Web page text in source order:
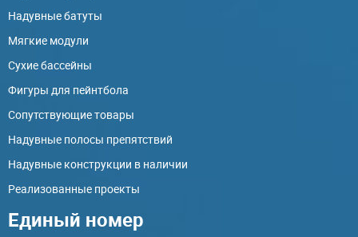
Надувные батуты
Мягкие модули
Сухие бассейны
Фигуры для пейнтбола
Сопутствующие товары
Надувные полосы препятствий
Надувные конструкции в наличии
Реализованные проекты
Единый номер